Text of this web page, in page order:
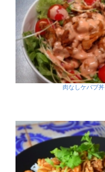
肉なしケバブ丼